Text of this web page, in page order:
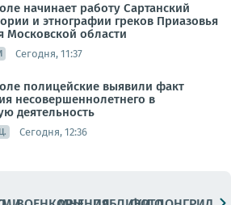
начинает работу Сартанский
и этнографии греков Приазовья
Московской области
Сегодня, 11:37
полицейские выявили факт
несовершеннолетнего в
деятельность
Сегодня, 12:36